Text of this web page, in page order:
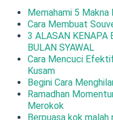
Memahami 5
Cara Membuat
3 ALASAN KENAPA
BULAN SYAWAL
Cara Mencuci
Kusam
Begini Cara
Ramadhan
Merokok
Berpuasa kok